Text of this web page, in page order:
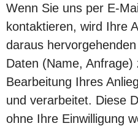
Wenn Sie uns per E-
kontaktieren, wird Ihre
daraus
Daten (Name, Anfrage)
Bearbeitung Ihres
und verarbeitet. Diese
ohne Ihre Einwilligung